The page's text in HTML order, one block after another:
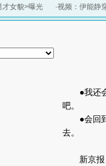
才女貌>曝光
·视频：伊能静
●我还会
吧。
●会回到
去。
新京报